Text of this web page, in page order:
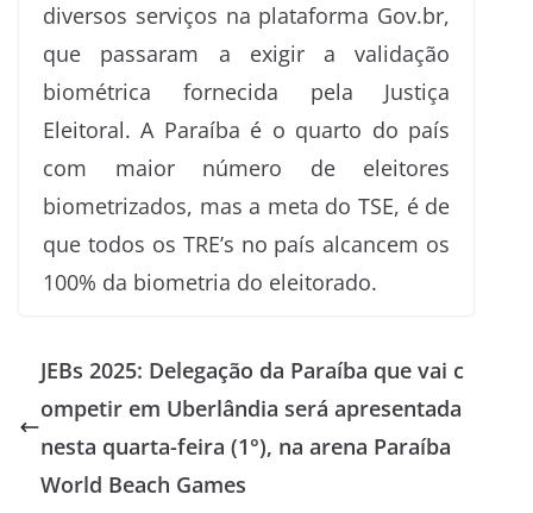
diversos serviços na plataforma Gov.br,
que passaram a exigir a validação
biométrica fornecida pela Justiça
Eleitoral. A Paraíba é o quarto do país
com maior número de eleitores
biometrizados, mas a meta do TSE, é de
que todos os TRE’s no país alcancem os
100% da biometria do eleitorado.
JEBs 2025: Delegação da Paraíba que vai c
ompetir em Uberlândia será apresentada
nesta quarta-feira (1°), na arena Paraíba
World Beach Games